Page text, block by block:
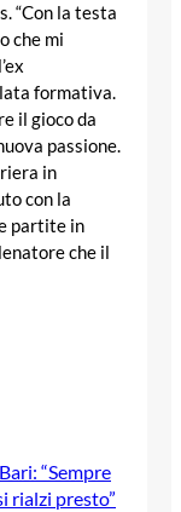
“Con la testa
che mi
formativa.
il gioco da
passione.
in
con la
partite in
che il
“Sempre
rialzi presto”